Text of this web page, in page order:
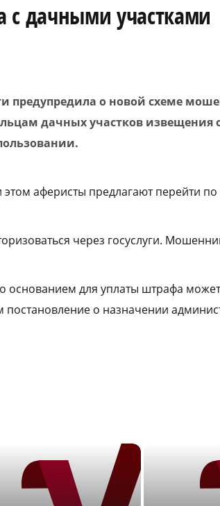
с дачными участками
предупредила о новой схеме
дачных участков извещения
аферисты предлагают перейти по
через госуслуги.
основанием для уплаты штрафа
о назначении